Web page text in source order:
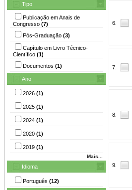
Tipo
Publicação em Anais de
Congresso (7)
Pós-Graduação (3)
Capítulo em Livro Técnico-
Científico (1)
Documentos (1)
Ano
2026 (1)
2025 (1)
2024 (1)
2020 (1)
2019 (1)
Mais...
Idioma
Português (12)
6.
7.
8.
9.